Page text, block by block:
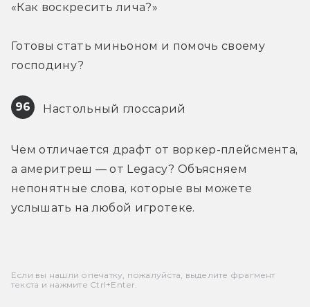
«Как воскресить лича?»
Готовы стать миньоном и помочь своему
господину?
96 Настольный глоссарий
Чем отличается драфт от воркер-плейсмента,
а америтреш — от Legacy? Объясняем
непонятные слова, которые вы можете
услышать на любой игротеке.
Если вы нашли опечатку, пожалуйста, выделите фрагмент
текста и нажмите Ctrl+Enter.